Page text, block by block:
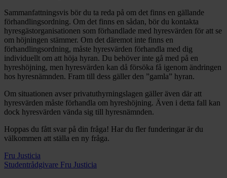
Sammanfattningsvis bör du ta reda på om det finns en gällande
förhandlingsordning. Om det finns en sådan, bör du kontakta
hyresgästorganisationen som förhandlade med hyresvärden för att se
om höjningen stämmer. Om det däremot inte finns en
förhandlingsordning, måste hyresvärden förhandla med dig
individuellt om att höja hyran. Du behöver inte gå med på en
hyreshöjning, men hyresvärden kan då försöka få igenom ändringen
hos hyresnämnden. Fram till dess gäller den ”gamla” hyran.
Om situationen avser privatuthyrningslagen gäller även där att
hyresvärden måste förhandla om hyreshöjning. Även i detta fall kan
dock hyresvärden vända sig till hyresnämnden.
Hoppas du fått svar på din fråga! Har du fler funderingar är du
välkommen att ställa en ny fråga.
Fru Justicia
Studentrådgivare Fru Justicia